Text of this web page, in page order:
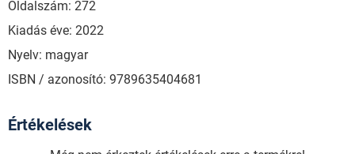
Oldalszám: 272
Kiadás éve: 2022
Nyelv: magyar
ISBN / azonosító: 9789635404681
Értékelések